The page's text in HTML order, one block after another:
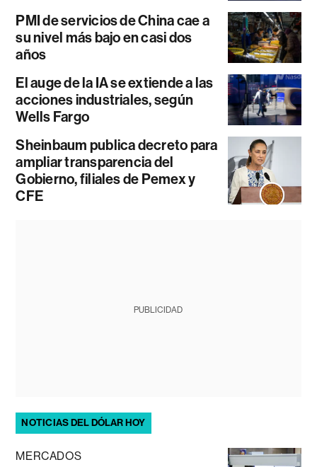
PMI de servicios de China cae a
su nivel más bajo en casi dos
años
El auge de la IA se extiende a las
acciones industriales, según
Wells Fargo
Sheinbaum publica decreto para
ampliar transparencia del
Gobierno, filiales de Pemex y
CFE
PUBLICIDAD
NOTICIAS DEL DÓLAR HOY
MERCADOS